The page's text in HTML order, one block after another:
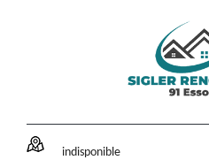
indisponible